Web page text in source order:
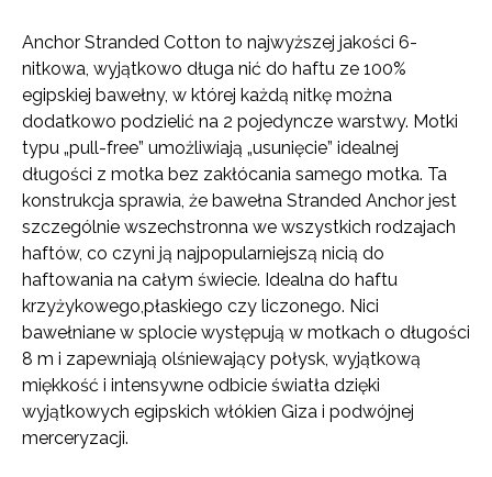
Anchor Stranded Cotton to najwyższej jakości 6-
nitkowa, wyjątkowo długa nić do haftu ze 100%
egipskiej bawełny, w której każdą nitkę można
dodatkowo podzielić na 2 pojedyncze warstwy. Motki
typu „pull-free” umożliwiają „usunięcie” idealnej
długości z motka bez zakłócania samego motka. Ta
konstrukcja sprawia, że ​​bawełna Stranded Anchor jest
szczególnie wszechstronna we wszystkich rodzajach
haftów, co czyni ją najpopularniejszą nicią do
haftowania na całym świecie. Idealna do haftu
krzyżykowego,płaskiego czy liczonego. Nici
bawełniane w splocie występują w motkach o długości
8 m i zapewniają olśniewający połysk, wyjątkową
miękkość i intensywne odbicie światła dzięki
wyjątkowych egipskich włókien Giza i podwójnej
merceryzacji.